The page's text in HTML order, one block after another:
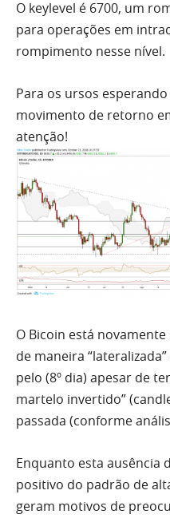
O keylevel é 6700, um
para operações em
rompimento nesse nível.
Para os ursos
movimento de retorno
atenção!
O Bicoin está novamente
de maneira
pelo (8º dia) apesar deter
martelo invertido”
passada (conforme
Enquanto esta ausência
positivo do padrão de
geram motivos de